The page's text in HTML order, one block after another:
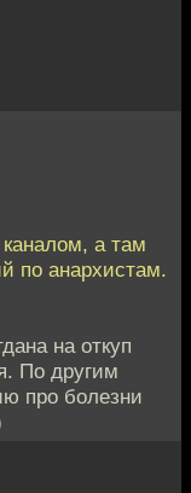
а там
по анархистам.
на откуп
По другим
про болезни